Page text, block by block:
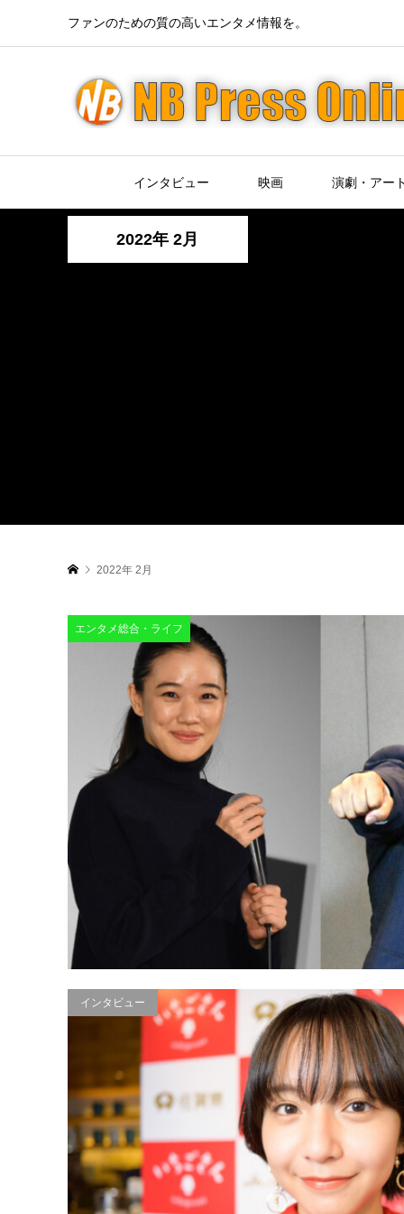
ファンのための質の高いエンタメ情報を。
インタビュー 映画 演劇・アー
2022年 2月
2022年 2月
エンタメ総合・ライフ
インタビュー